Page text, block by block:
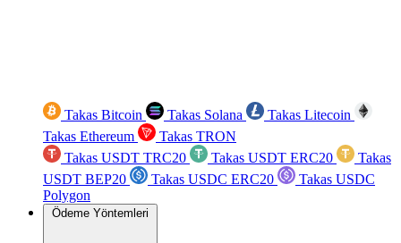
Takas Bitcoin Takas Solana
Takas Litecoin
Takas Ethereum
Takas TRON
Takas USDT TRC20
Takas USDT ERC20
Takas
USDT BEP20
Takas USDC ERC20
Takas USDC
Polygon
Ödeme Yöntemleri